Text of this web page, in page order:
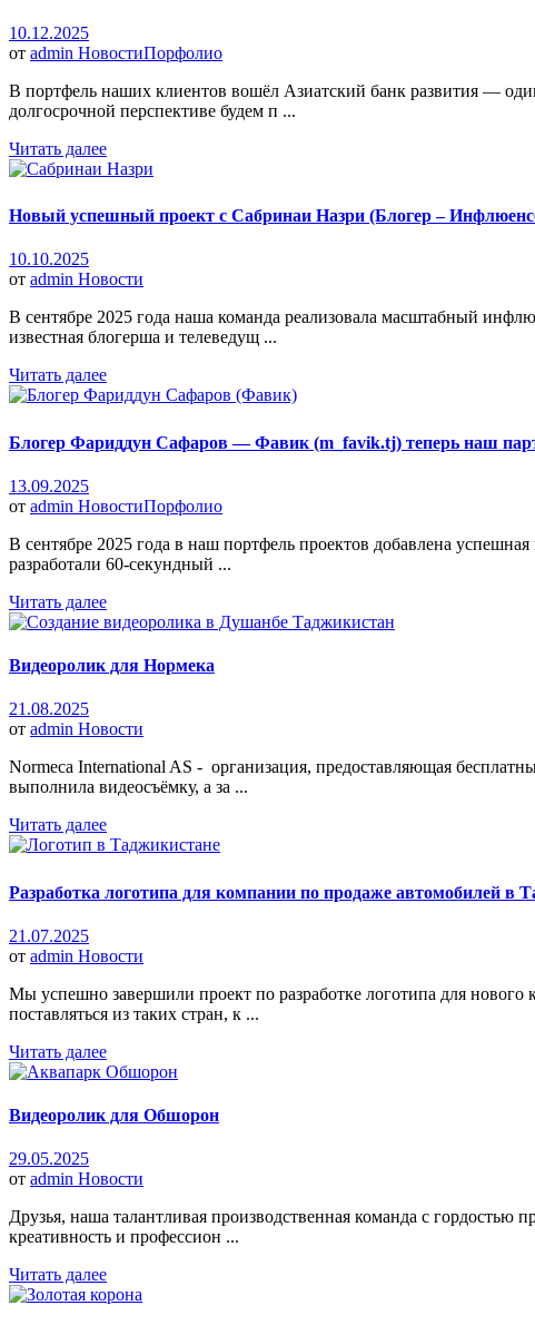
10.12.2025
от admin НовостиПорфолио
В портфель наших клиентов вошёл Азиатский банк развития —
долгосрочной перспективе будем п ...
Читать далее
Новый успешный проект с Сабринаи Назри (Блогер –
10.10.2025
от admin Новости
В сентябре 2025 года наша команда реализовала масштабный
известная блогерша и телеведущ ...
Читать далее
Блогер Фариддун Сафаров — Фавик (m_favik.tj) теперь наш
13.09.2025
от admin НовостиПорфолио
В сентябре 2025 года в наш портфель проектов добавлена
разработали 60-секундный ...
Читать далее
Видеоролик для Нормека
21.08.2025
от admin Новости
Normeca International AS - организация, предоставляющая
выполнила видеосъёмку, а за ...
Читать далее
Разработка логотипа для компании по продаже автомобилей в
21.07.2025
от admin Новости
Мы успешно завершили проект по разработке логотипа для
поставляться из таких стран, к ...
Читать далее
Видеоролик для Обшорон
29.05.2025
от admin Новости
Друзья, наша талантливая производственная команда с
креативность и профессион ...
Читать далее